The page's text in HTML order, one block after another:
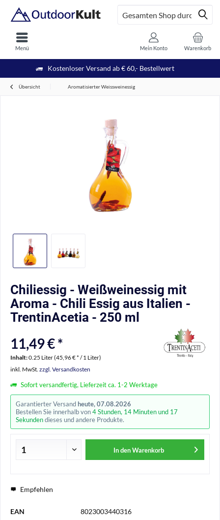
Kostenloser Versand ab € 60,- Bestellwert
Menü Warenkorb
Mein Konto
Übersicht Aromatisierter Weissweinessig
Chiliessig - Weißweinessig mit
Aroma - Chili Essig aus Italien -
TrentinAcetia - 250 ml
11,49 € *
Inhalt:0.25 Liter (45,96 € * / 1 Liter)
inkl. MwSt. zzgl. Versandkosten
Sofort versandfertig, Lieferzeit ca. 1-2 Werktage
Garantierter Versand heute, 07.08.2026
Bestellen Sie innerhalb von4 Stunden, 14 Minuten und 17
Sekundendieses und andere Produkte.
In den Warenkorb
Empfehlen
EAN 8023003440316